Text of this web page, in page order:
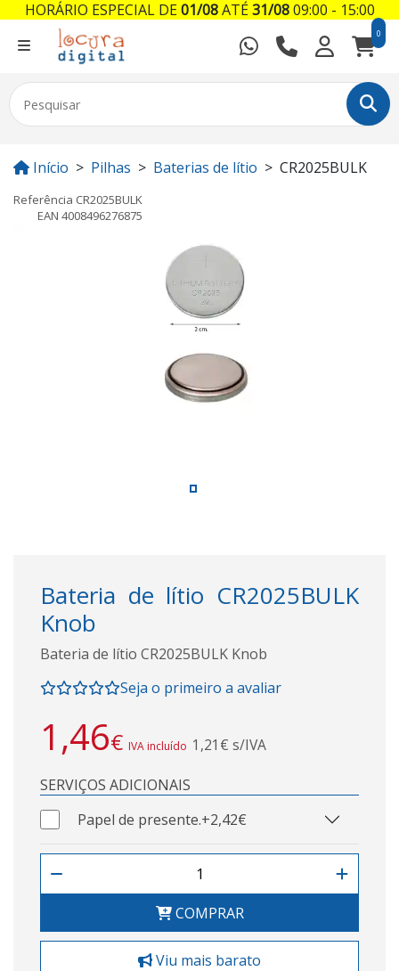
0
Início Pilhas Baterias de lítio CR2025BULK
Referência CR2025BULK
EAN 4008496276875
Bateria de lítio CR2025BULK
Knob
Bateria de lítio CR2025BULK Knob
Seja o primeiro a avaliar
1,46€ IVA incluído 1,21€ s/IVA
SERVIÇOS ADICIONAIS
Papel de presente.+2,42€
COMPRAR
Viu mais barato
HORÁRIO ESPECIAL DE01/08ATÉ31/0809:00 - 15:00